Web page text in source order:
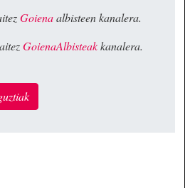
Goienaalbisteen kanalera.
GoienaAlbisteakkanalera.